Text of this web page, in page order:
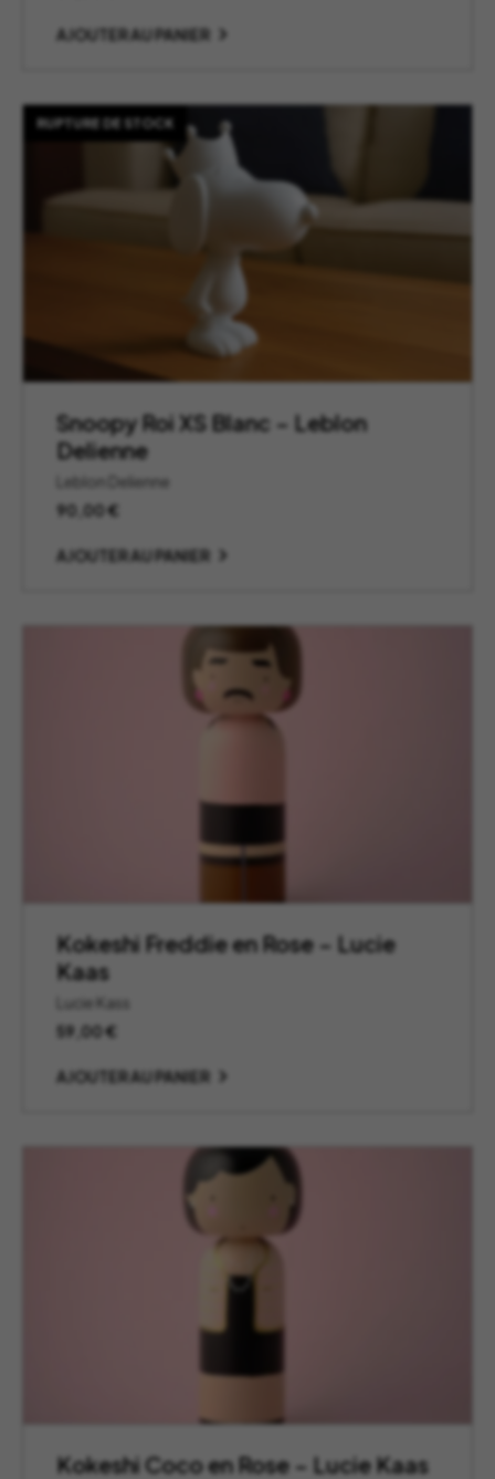
AJOUTER AU PANIER
RUPTURE DE STOCK
Snoopy Roi XS Blanc – Leblon
Delienne
Leblon Delienne
90,00€
AJOUTER AU PANIER
Kokeshi Freddie en Rose – Lucie
Kaas
Lucie Kass
59,00€
AJOUTER AU PANIER
Kokeshi Coco en Rose – Lucie Kaas